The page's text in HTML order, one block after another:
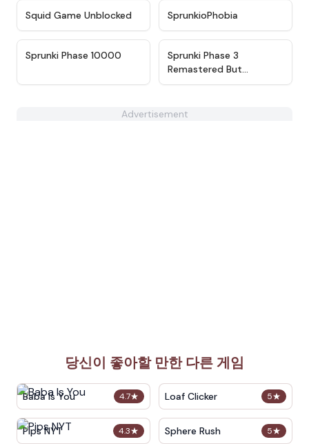
★ 4.6
Squid Game Unblocked SprunkioPhobia
★
Sprunki Phase 10000
Sprunki Phase 3
Remastered But
Everyone is Vineria
Advertisement
당신이 좋아할 만한 다른 게임
4.7★
Baba Is You 5★
Loaf Clicker
4.3★
Pips NYT 5★
Sphere Rush